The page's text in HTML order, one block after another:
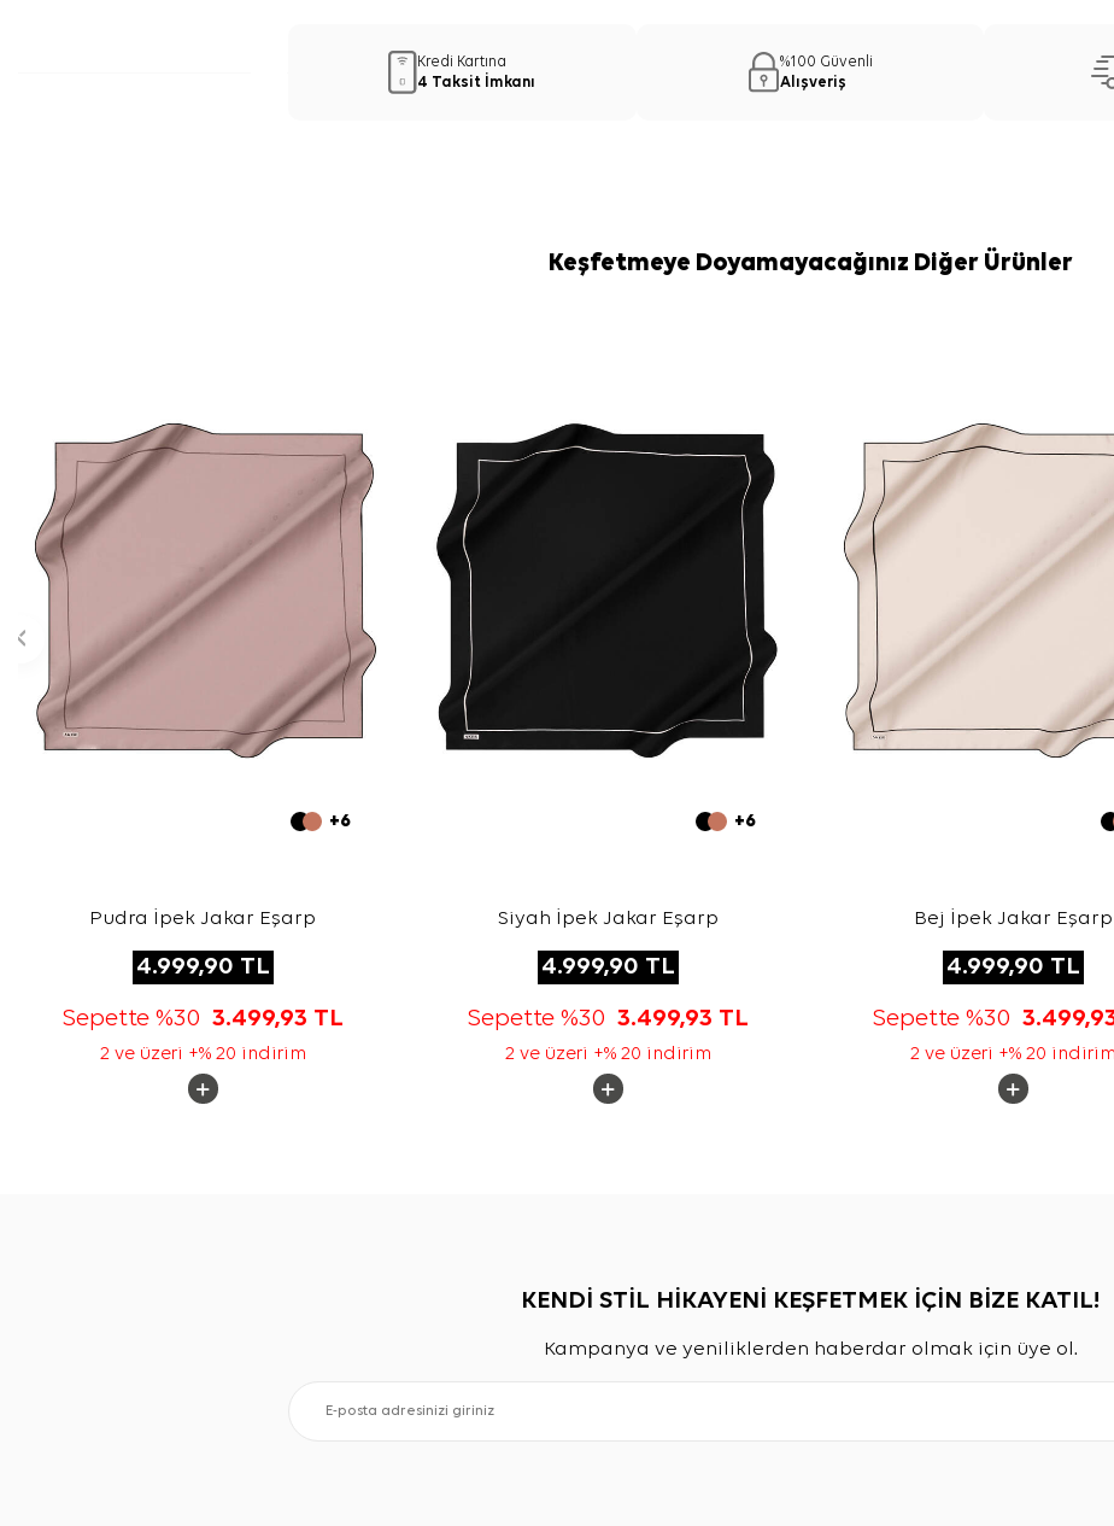
Yıkama ve bakım
Deseni hangi
Bu ipek krep
Kredi Kartına
4 Taksit İmkanı
%100 Güvenli
Alışveriş
Keşfetmeye Doyamayacağınız Diğer Ürünler
+6
Pudra İpek Jakar Eşarp
4.999,90 TL
Sepette %30 3.499,93 TL
2 ve üzeri +% 20 indirim
+6
Siyah İpek Jakar Eşarp
4.999,90 TL
Sepette %30 3.499,93 TL
2 ve üzeri +% 20 indirim
Bej İpek Jakar Eşarp
4.999,90 TL
Sepette %30
2 ve üzeri +% 20 indirim
KENDİ STİL HİKAYENİ KEŞFETMEK İÇİN BİZE KATIL!
Kampanya ve yeniliklerden haberdar olmak için üye ol.